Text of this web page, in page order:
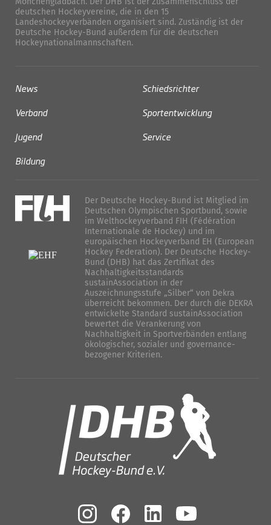
deutschen Hockeyvereine, die in den 15
Landeshockeyverbänden organisiert sind. Zuständig ist der
Deutsche Hockey-Bund außerdem für die deutschen
Hockeynationalmannschaften.
News
Verband
Jugend
Bildung
Schiedsrichter
Sportentwicklung
Service
Der Deutsche Hockey-Bund ist Mitglied im
Deutschen Olympischen Sportbund, sowie
im Welthockeyverband FIH (Fédération
Internationale de Hockey) und im
europäischen Hockeyverband EH (European
Hockey Federation). Der Deutsche Hockey-
Bund (DHB) hat das Zertifikat des
Nachhaltigkeitsstandards
sustainAssociation in der
Auszeichnungsstufe „Silber“ von Dekra
überreicht bekommen. Der durch die DEKRA
entwickelte Standard sustainAssociation
bewertet die Verankerung von
Nachhaltigkeit in Sportverbänden entlang
ökologischer, sozialer und governance-
bezogener Kriterien.